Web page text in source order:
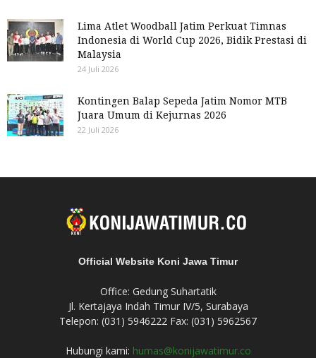
Lima Atlet Woodball Jatim Perkuat Timnas
Indonesia di World Cup 2026, Bidik Prestasi di
Malaysia
24 Juli 2026
Kontingen Balap Sepeda Jatim Nomor MTB
Juara Umum di Kejurnas 2026
22 Juli 2026
Official Website Koni Jawa Timur
Office: Gedung Suhartatik
Jl. Kertajaya Indah Timur IV/5, Surabaya
Telepon: (031) 5946222 Fax: (031) 5962567
Hubungi kami: humas@konijawatimur.co